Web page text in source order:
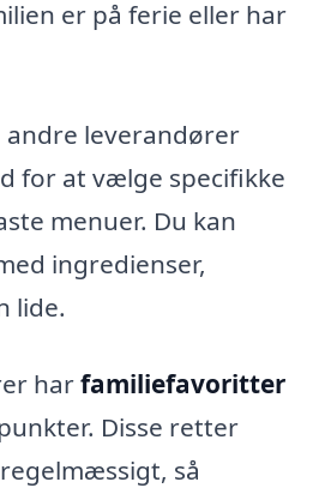
er på ferie eller har
andre leverandører
for at vælge specifikke
menuer. Du kan
ingredienser,
lide.
harfamiliefavoritter
Disse retter
så